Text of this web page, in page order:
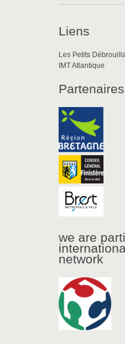
Liens
Les Petits
IMT Atlantique
Partenaires
we are
network